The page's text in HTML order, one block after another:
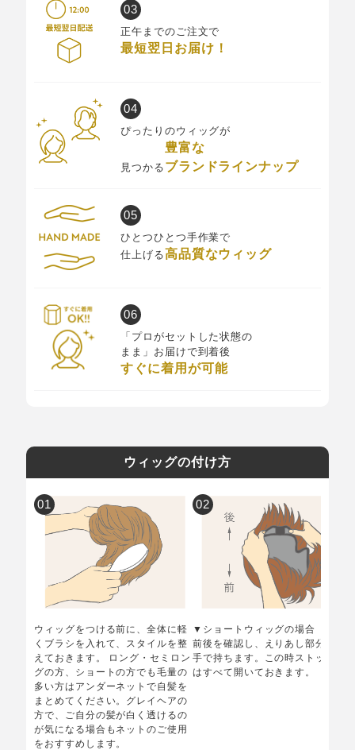
正午までのご注文で
最短翌日お届け！
ぴったりのウィッグが
見つかる
豊富な
ブランドラインナップ
ひとつひとつ手作業で
仕上げる高品質なウィッグ
「プロがセットした状態の
まま」お届けで到着後
すぐに着用が可能
ウィッグの付け方
ウィッグをつける前に、全体に軽
くブラシを入れて、スタイルを整
えておきます。 ロング・セミロン
グの方、ショートの方でも毛量の
多い方はアンダーネットで自髪を
まとめてください。グレイヘアの
方で、ご自分の髪が白く透けるの
が気になる場合もネットのご使用
をおすすめします。
▼ショートウィッグの場合
前後を確認し、えりあし部分を両
手で持ちます。この時ストッパー
はすべて開いておきます。